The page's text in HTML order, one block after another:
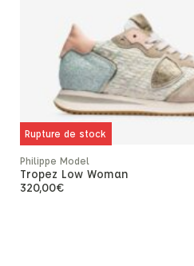
Rupture de stock
Philippe Model
Tropez Low Woman
320,00€